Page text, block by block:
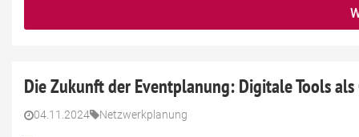
Die Zukunft der Eventplanung: Digitale Tools als
04.11.2024 Netzwerkplanung